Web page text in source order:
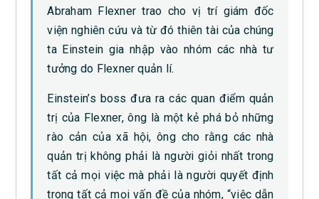
Abraham Flexner trao cho vị trí giám đốc
viện nghiên cứu và từ đó thiên tài của chúng
ta Einstein gia nhập vào nhóm các nhà tư
tưởng do Flexner quản lí.
Einstein’s boss đưa ra các quan điểm quản
trị của Flexner, ông là một kẻ phá bỏ những
rào cản của xã hội, ông cho rằng các nhà
quản trị không phải là người giỏi nhất trong
tất cả mọi việc mà phải là người quyết định
trong tất cả mọi vấn đề của nhóm, “việc dẫn